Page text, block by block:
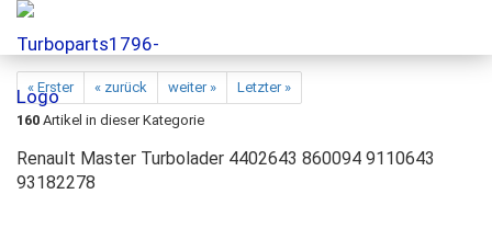
« Erster « zurück weiter »
Letzter »
160 Artikel in dieser Kategorie
Renault Master Turbolader 4402643 860094 9110643
93182278